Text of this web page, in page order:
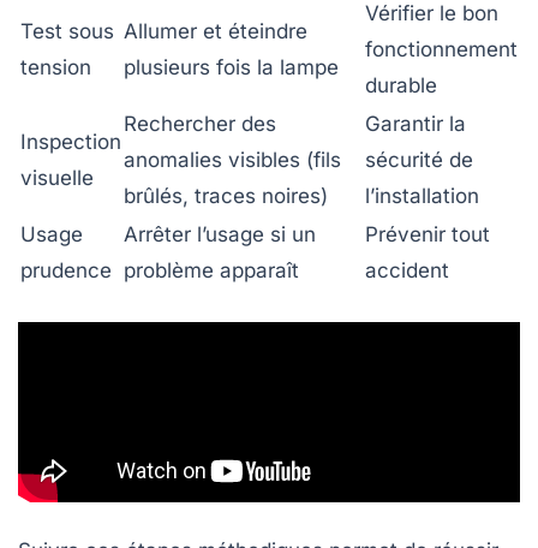
Test sous
tension
Allumer et éteindre
plusieurs fois la lampe
Vérifier le bon
fonctionnement
durable
Inspection
visuelle
Rechercher des
anomalies visibles (fils
brûlés, traces noires)
Garantir la
sécurité de
l’installation
Usage
prudence
Arrêter l’usage si un
problème apparaît
Prévenir tout
accident